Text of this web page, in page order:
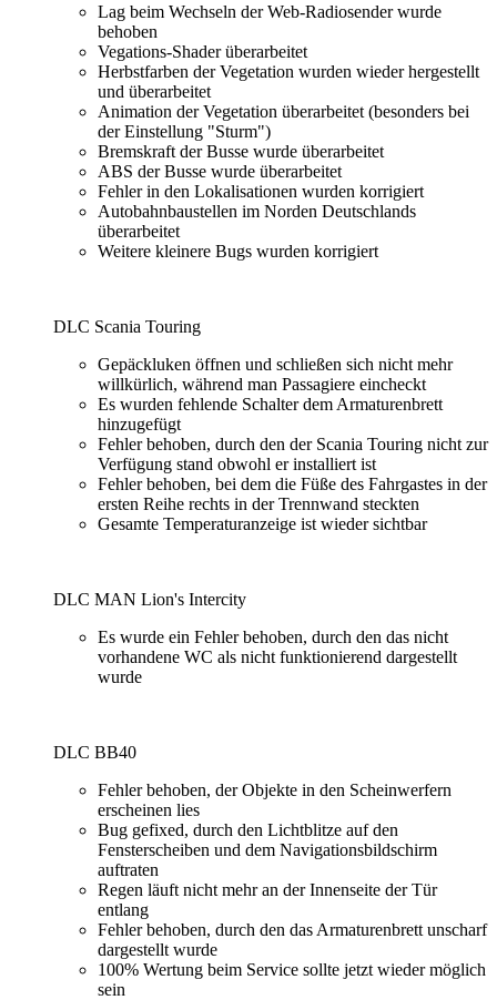
Lag beim Wechseln der Web-Radiosender wurde
behoben
Vegations-Shader überarbeitet
Herbstfarben der Vegetation wurden wieder hergestellt
und überarbeitet
Animation der Vegetation überarbeitet (besonders bei
der Einstellung "Sturm")
Bremskraft der Busse wurde überarbeitet
ABS der Busse wurde überarbeitet
Fehler in den Lokalisationen wurden korrigiert
Autobahnbaustellen im Norden Deutschlands
überarbeitet
Weitere kleinere Bugs wurden korrigiert
DLC Scania Touring
Gepäckluken öffnen und schließen sich nicht mehr
willkürlich, während man Passagiere eincheckt
Es wurden fehlende Schalter dem Armaturenbrett
hinzugefügt
Fehler behoben, durch den der Scania Touring nicht zur
Verfügung stand obwohl er installiert ist
Fehler behoben, bei dem die Füße des Fahrgastes in der
ersten Reihe rechts in der Trennwand steckten
Gesamte Temperaturanzeige ist wieder sichtbar
DLC MAN Lion's Intercity
Es wurde ein Fehler behoben, durch den das nicht
vorhandene WC als nicht funktionierend dargestellt
wurde
DLC BB40
Fehler behoben, der Objekte in den Scheinwerfern
erscheinen lies
Bug gefixed, durch den Lichtblitze auf den
Fensterscheiben und dem Navigationsbildschirm
auftraten
Regen läuft nicht mehr an der Innenseite der Tür
entlang
Fehler behoben, durch den das Armaturenbrett unscharf
dargestellt wurde
100% Wertung beim Service sollte jetzt wieder möglich
sein